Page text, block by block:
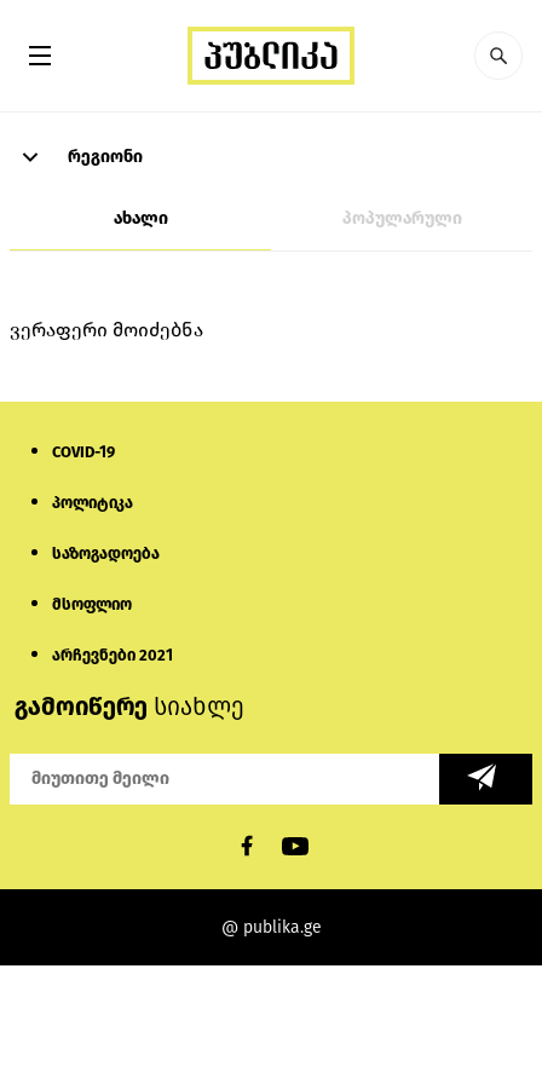
რეგიონი
ახალი პოპულარული
ვერაფერი მოიძებნა
COVID-19
პოლიტიკა
საზოგადოება
მსოფლიო
არჩევნები 2021
გამოიწერე სიახლე
@ publika.ge